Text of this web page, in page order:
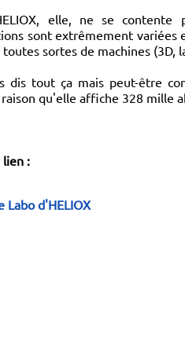
elle, ne se
sont extrêmement
sortes de machines (3D,
dis tout ça mais peut-être
qu'elle affiche 328 mille
lien :
Labo d'HELIOX